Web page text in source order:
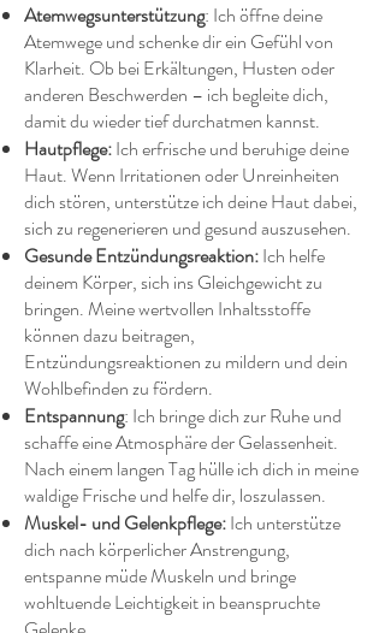
Atemwegsunterstützung: Ich öffne deine
Atemwege und schenke dir ein Gefühl von
Klarheit. Ob bei Erkältungen, Husten oder
anderen Beschwerden – ich begleite dich,
damit du wieder tief durchatmen kannst.
Hautpflege:Ich erfrische und beruhige deine
Haut. Wenn Irritationen oder Unreinheiten
dich stören, unterstütze ich deine Haut dabei,
sich zu regenerieren und gesund auszusehen.
Gesunde Entzündungsreaktion:Ich helfe
deinem Körper, sich ins Gleichgewicht zu
bringen. Meine wertvollen Inhaltsstoffe
können dazu beitragen,
Entzündungsreaktionen zu mildern und dein
Wohlbefinden zu fördern.
Entspannung: Ich bringe dich zur Ruhe und
schaffe eine Atmosphäre der Gelassenheit.
Nach einem langen Tag hülle ich dich in meine
waldige Frische und helfe dir, loszulassen.
Muskel- und Gelenkpflege:Ich unterstütze
dich nach körperlicher Anstrengung,
entspanne müde Muskeln und bringe
wohltuende Leichtigkeit in beanspruchte